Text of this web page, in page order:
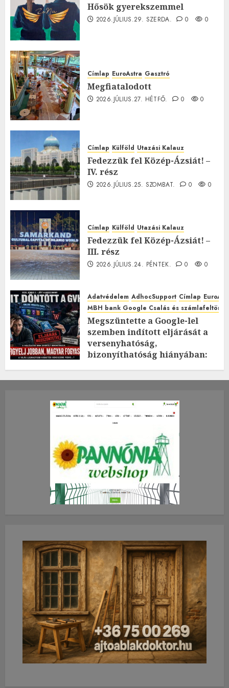
Hősök gyerekszemmel
2026.JÚLIUS.29. SZERDA. 0 0
Címlap EuroAstra Gasztró
Megfiatalodott
2026.JÚLIUS.27. HÉTFŐ. 0 0
Címlap Külföld Utazási Kalauz
Fedezzük fel Közép-Ázsiát! –
IV. rész
2026.JÚLIUS.25. SZOMBAT. 0 0
Címlap Külföld Utazási Kalauz
Fedezzük fel Közép-Ázsiát! –
III. rész
2026.JÚLIUS.24. PÉNTEK. 0 0
Adatvédelem AdhocSupport Címlap
MBH bank Google Csalás és
Megszüntette a Google-lel
szemben indított eljárását a
versenyhatóság,
bizonyíthatóság hiányában:
2026.JÚLIUS.23. CSÜTÖRTÖK.
0